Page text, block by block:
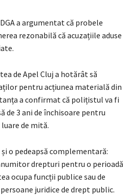
a argumentat că probele
rezonabilă că acuzațiile aduse
de Apel Cluj a hotărât să
pentru acțiunea materială din
a confirmat că polițistul va fi
de 3 ani de închisoare pentru
de mită.
o pedeapsă complementară:
drepturi pentru o perioadă
ocupa funcții publice sau de
juridice de drept public.